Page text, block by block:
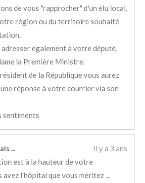
de vous "rapprocher" d'un élu local,
région ou du territoire souhaité
également à votre député,
la Première Ministre.
de la République vous aurez
réponse à votre courrier via son
sentiments
...
il y a 3 ans
est à la hauteur de votre
l'hôpital que vous méritez ...